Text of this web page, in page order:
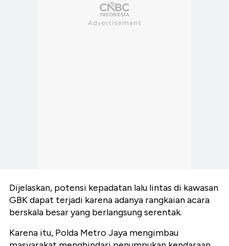
Dijelaskan, potensi kepadatan lalu lintas di kawasan
GBK dapat terjadi karena adanya rangkaian acara
berskala besar yang berlangsung serentak.
Karena itu, Polda Metro Jaya mengimbau